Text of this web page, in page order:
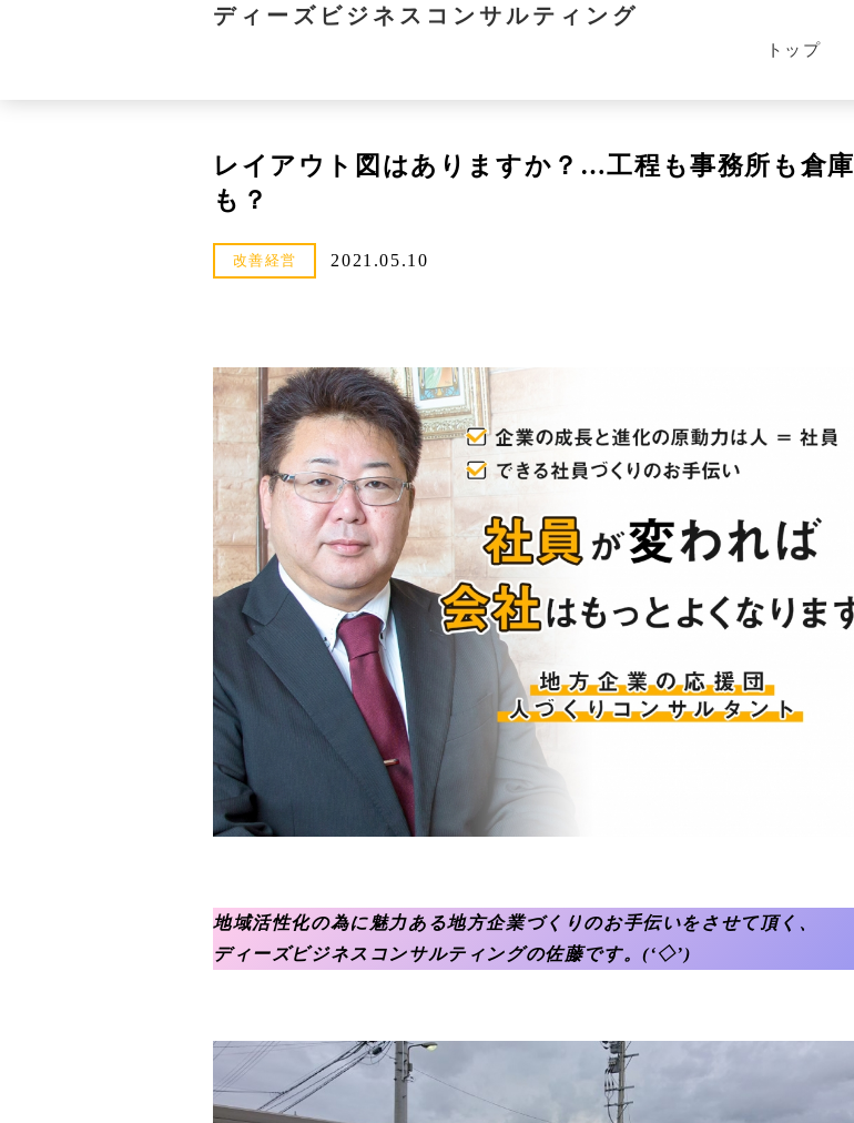
ディーズビジネスコンサルティング
トップ
レイアウト図はありますか？…工程も事務所も倉庫
も？
改善経営 2021.05.10
地域活性化の為に魅力ある地方企業づくりのお手伝いをさせて頂く、
ディーズビジネスコンサルティングの佐藤です。(‘◇’)ゞ